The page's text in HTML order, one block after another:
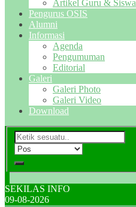
Artikel Guru & Siswa
Pengurus OSIS
Alumni
Informasi
Agenda
Pengumuman
Editorial
Galeri
Galeri Photo
Galeri Video
Download
SEKILAS INFO
09-08-2026